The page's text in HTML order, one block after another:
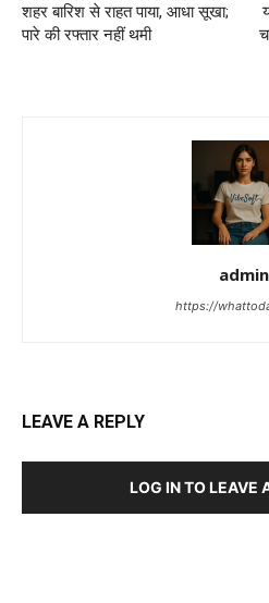
शहर बारिश से राहत पाया, आधा सूखा;
पारे की रफ्तार नहीं थमी
admin
https://
LEAVE A REPLY
LOG IN TO LEAVE